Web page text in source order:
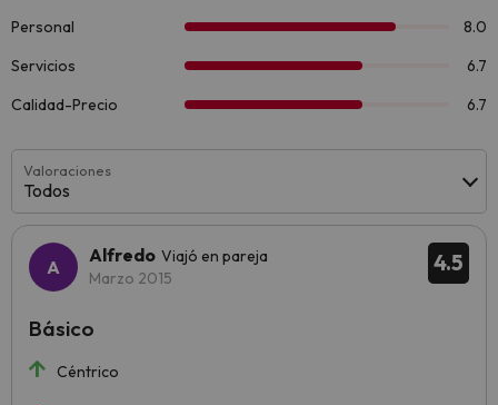
Valoraciones
Todos
4.5
Alfredo Viajó en pareja
Marzo 2015
Céntrico
Básico